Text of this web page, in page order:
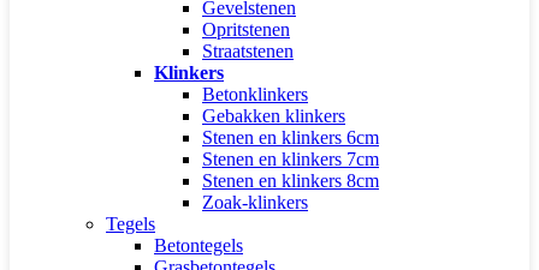
Gevelstenen
Opritstenen
Straatstenen
Klinkers
Betonklinkers
Gebakken klinkers
Stenen en klinkers 6cm
Stenen en klinkers 7cm
Stenen en klinkers 8cm
Zoak-klinkers
Tegels
Betontegels